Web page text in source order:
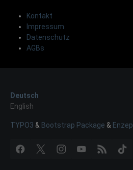
Kontakt
Impressum
Datenschutz
AGBs
Deutsch
English
TYPO3 & Bootstrap Package &
Facebook
X InstagramYouTubeRSS